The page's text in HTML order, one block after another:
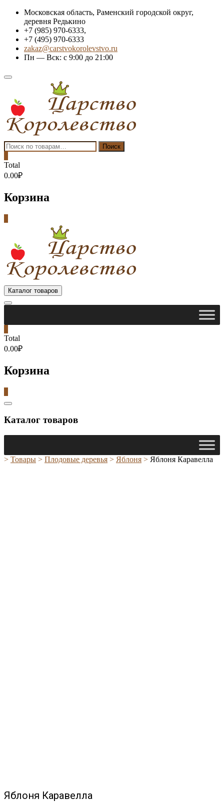
Skip
content
Московская область, Раменский городской округ,
деревня Редькино
+7 (985) 970-6333,
+7 (495) 970-6333
zakaz@carstvokorolevstvo.ru
Пн — Вск: с 9:00 до 21:00
Topbar
Искать: Поиск
Total
0.00₽
Корзина
Каталог товаров
Total
0.00₽
Корзина
Catalog
Каталог товаров
> Товары > Плодовые деревья > Яблоня > Яблоня Каравелла
Яблоня Каравелла